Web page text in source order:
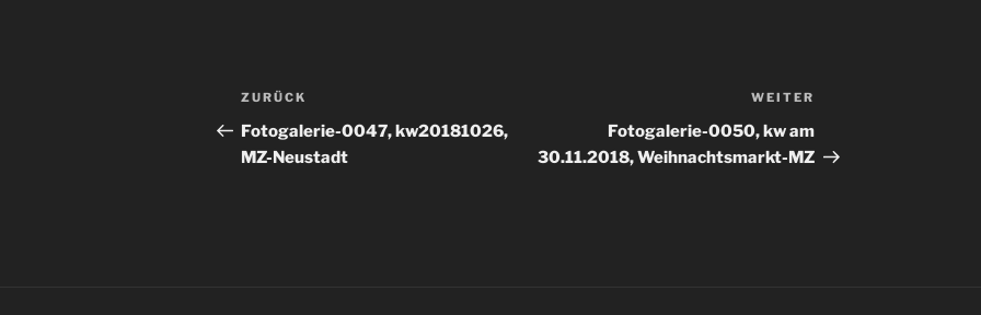
Beitragsnavigation
Vorheriger
Beitrag
ZURÜCK
Fotogalerie-0047, kw20181026,
MZ-Neustadt
Beitrag
WEITER
Fotogalerie-0050, kw am
30.11.2018, Weihnachtsmarkt-MZ